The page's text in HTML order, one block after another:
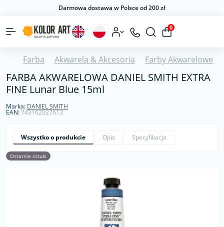
Darmowa dostawa w Polsce od 200 zł
0
Farba Akwarela & Akcesoria Farby Akwarelowe
FARBA AKWARELOWA DANIEL SMITH EXTRA
FINE Lunar Blue 15ml
Marka: DANIEL SMITH
EAN:743162027613
Wszystko o produkcie Opis Specyfikacja
Ostatnie sztuki